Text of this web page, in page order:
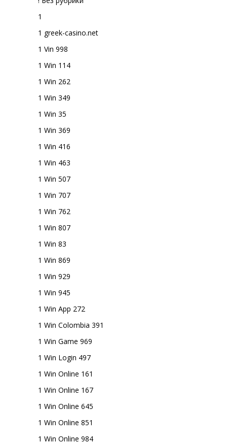
1
1 greek-casino.net
1 Vin 998
1 Win 114
1 Win 262
1 Win 349
1 Win 35
1 Win 369
1 Win 416
1 Win 463
1 Win 507
1 Win 707
1 Win 762
1 Win 807
1 Win 83
1 Win 869
1 Win 929
1 Win 945
1 Win App 272
1 Win Colombia 391
1 Win Game 969
1 Win Login 497
1 Win Online 161
1 Win Online 167
1 Win Online 645
1 Win Online 851
1 Win Online 984